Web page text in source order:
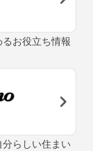
お役立ち情報
分らしい住まい